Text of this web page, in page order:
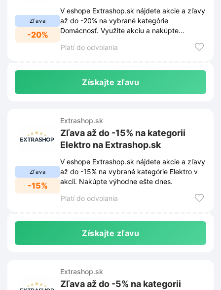
Zľava
-20%
V eshope Extrashop.sk nájdete akcie a zľavy
až do -20% na vybrané kategórie
Domácnosť. Využite akciu a nakúpte
Platí do odvolania
Získajte zľavu
Zľava
-15%
Extrashop.sk
Zľava až do -15% na kategorii
Elektro na Extrashop.sk
V eshope Extrashop.sk nájdete akcie a zľavy
až do -15% na vybrané kategórie Elektro v
akcii. Nakúpte výhodne ešte dnes.
Platí do odvolania
Získajte zľavu
Extrashop.sk
Zľava až do -5% na kategorii